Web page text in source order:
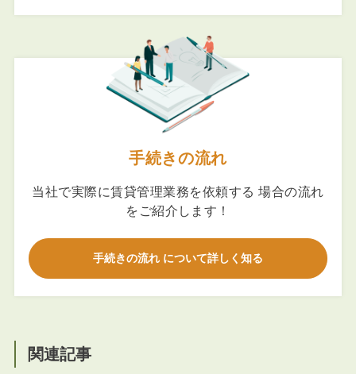
手続きの流れ
当社で実際に賃貸管理業務を依頼する 場合の流れ
をご紹介します！
手続きの流れ について詳しく知る
関連記事